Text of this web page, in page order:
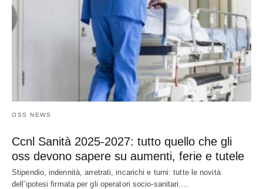
OSS NEWS
Ccnl Sanità 2025-2027: tutto quello che gli
oss devono sapere su aumenti, ferie e tutele
Stipendio, indennità, arretrati, incarichi e turni: tutte le novità
dell’ipotesi firmata per gli operatori socio-sanitari.…